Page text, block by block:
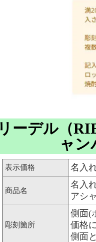
リーデル（
ャン
表示価格 名入
商品名
名入
アシ
彫刻箇所
側面(
価格
側面